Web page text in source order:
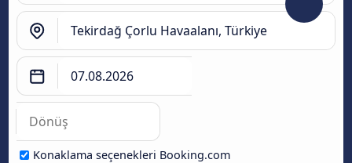
Konaklama seçenekleri Booking.com